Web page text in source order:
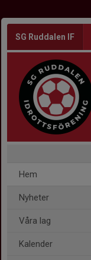
SG Ruddalen IF
Hem
Nyheter
Våra lag
Kalender